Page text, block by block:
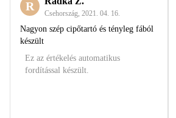
R
Csehország 2021. 04. 16.
Nagyon szép cipőtartó és tényleg fából
készült
Ez az értékelés automatikus
fordítással készült.